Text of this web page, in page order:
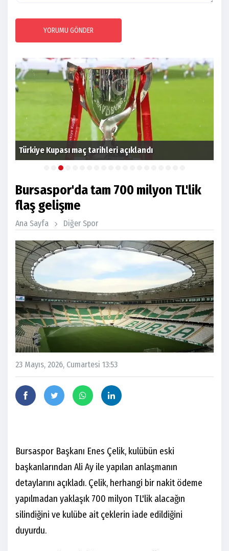
YORUMU GÖNDER
Türkiye Kupası maç tarihleri açıklandı
Bursaspor'da tam 700 milyon TL'lik
flaş gelişme
Ana Sayfa Diğer Spor
23 Mayıs, 2026, Cumartesi 13:53
Bursaspor Başkanı Enes Çelik, kulübün eski
başkanlarından Ali Ay ile yapılan anlaşmanın
detaylarını açıkladı. Çelik, herhangi bir nakit ödeme
yapılmadan yaklaşık 700 milyon TL'lik alacağın
silindiğini ve kulübe ait çeklerin iade edildiğini
duyurdu.